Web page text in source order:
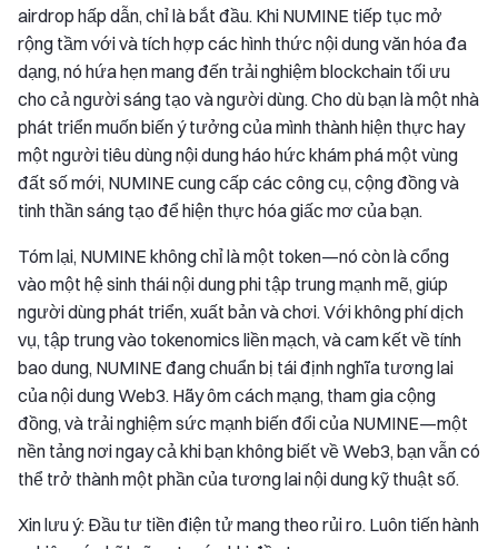
airdrop hấp dẫn, chỉ là bắt đầu. Khi NUMINE tiếp tục mở
rộng tầm với và tích hợp các hình thức nội dung văn hóa đa
dạng, nó hứa hẹn mang đến trải nghiệm blockchain tối ưu
cho cả người sáng tạo và người dùng. Cho dù bạn là một nhà
phát triển muốn biến ý tưởng của mình thành hiện thực hay
một người tiêu dùng nội dung háo hức khám phá một vùng
đất số mới, NUMINE cung cấp các công cụ, cộng đồng và
tinh thần sáng tạo để hiện thực hóa giấc mơ của bạn.
Tóm lại, NUMINE không chỉ là một token—nó còn là cổng
vào một hệ sinh thái nội dung phi tập trung mạnh mẽ, giúp
người dùng phát triển, xuất bản và chơi. Với không phí dịch
vụ, tập trung vào tokenomics liền mạch, và cam kết về tính
bao dung, NUMINE đang chuẩn bị tái định nghĩa tương lai
của nội dung Web3. Hãy ôm cách mạng, tham gia cộng
đồng, và trải nghiệm sức mạnh biến đổi của NUMINE—một
nền tảng nơi ngay cả khi bạn không biết về Web3, bạn vẫn có
thể trở thành một phần của tương lai nội dung kỹ thuật số.
Xin lưu ý: Đầu tư tiền điện tử mang theo rủi ro. Luôn tiến hành